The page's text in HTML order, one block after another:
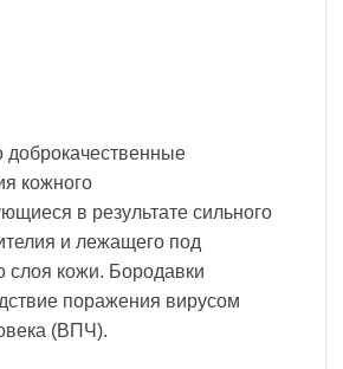
доброкачественные
кожного
в результате сильного
и лежащего под
слоя кожи. Бородавки
поражения вирусом
(ВПЧ).